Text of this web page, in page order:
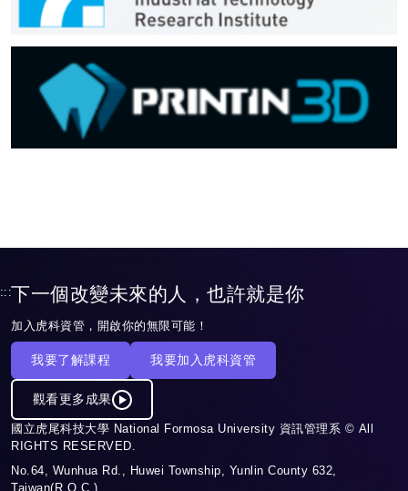
:::下一個改變未來的人，也許就是你
加入虎科資管，開啟你的無限可能！
我要了解課程 我要加入虎科資管
觀看更多成果
國立虎尾科技大學 National Formosa University 資訊管理系 © All
RIGHTS RESERVED.
No.64, Wunhua Rd., Huwei Township, Yunlin County 632,
Taiwan(R.O.C.)